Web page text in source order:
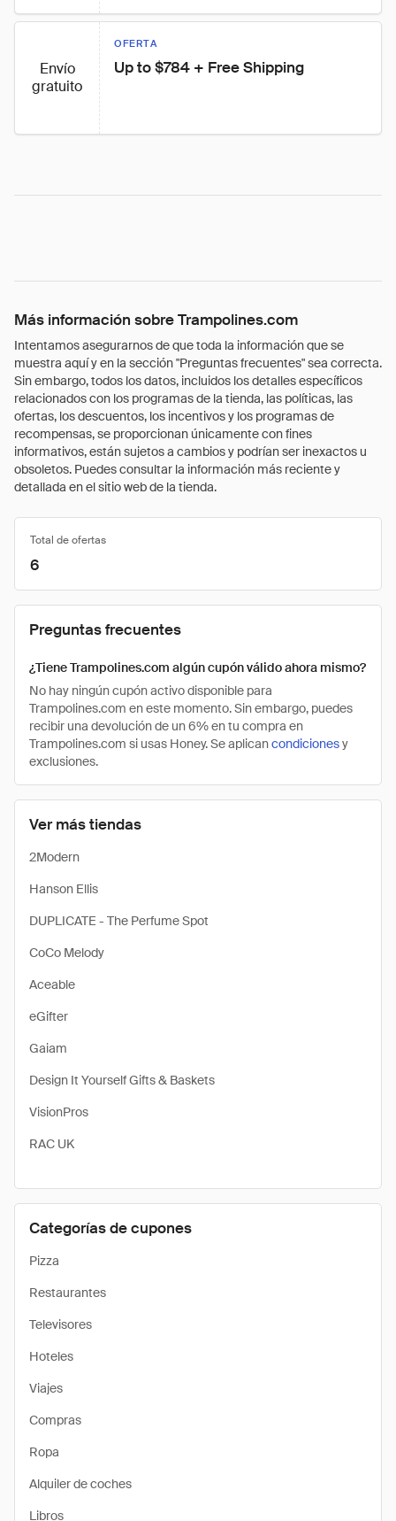
Envío
gratuito
OFERTA
Up to $784 + Free Shipping
Más información sobre Trampolines.com
Intentamos asegurarnos de que toda la información que se
muestra aquí y en la sección "Preguntas frecuentes" sea correcta.
Sin embargo, todos los datos, incluidos los detalles específicos
relacionados con los programas de la tienda, las políticas, las
ofertas, los descuentos, los incentivos y los programas de
recompensas, se proporcionan únicamente con fines
informativos, están sujetos a cambios y podrían ser inexactos u
obsoletos. Puedes consultar la información más reciente y
detallada en el sitio web de la tienda.
Ver más tiendas
2Modern
Hanson Ellis
DUPLICATE - The Perfume Spot
CoCo Melody
Aceable
eGifter
Gaiam
Design It Yourself Gifts & Baskets
VisionPros
RAC UK
Categorías de cupones
Pizza
Restaurantes
Televisores
Hoteles
Viajes
Compras
Ropa
Alquiler de coches
Libros
Total de ofertas
6
Preguntas frecuentes
¿Tiene Trampolines.com algún cupón válido ahora mismo?
No hay ningún cupón activo disponible para
Trampolines.com en este momento. Sin embargo, puedes
recibir una devolución de un 6% en tu compra en
Trampolines.com si usas Honey. Se aplicancondicionesy
exclusiones.